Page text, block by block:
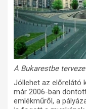
A Bukarestbe
Jóllehet az előrelátó
már 2006-ban
emlékműről, a